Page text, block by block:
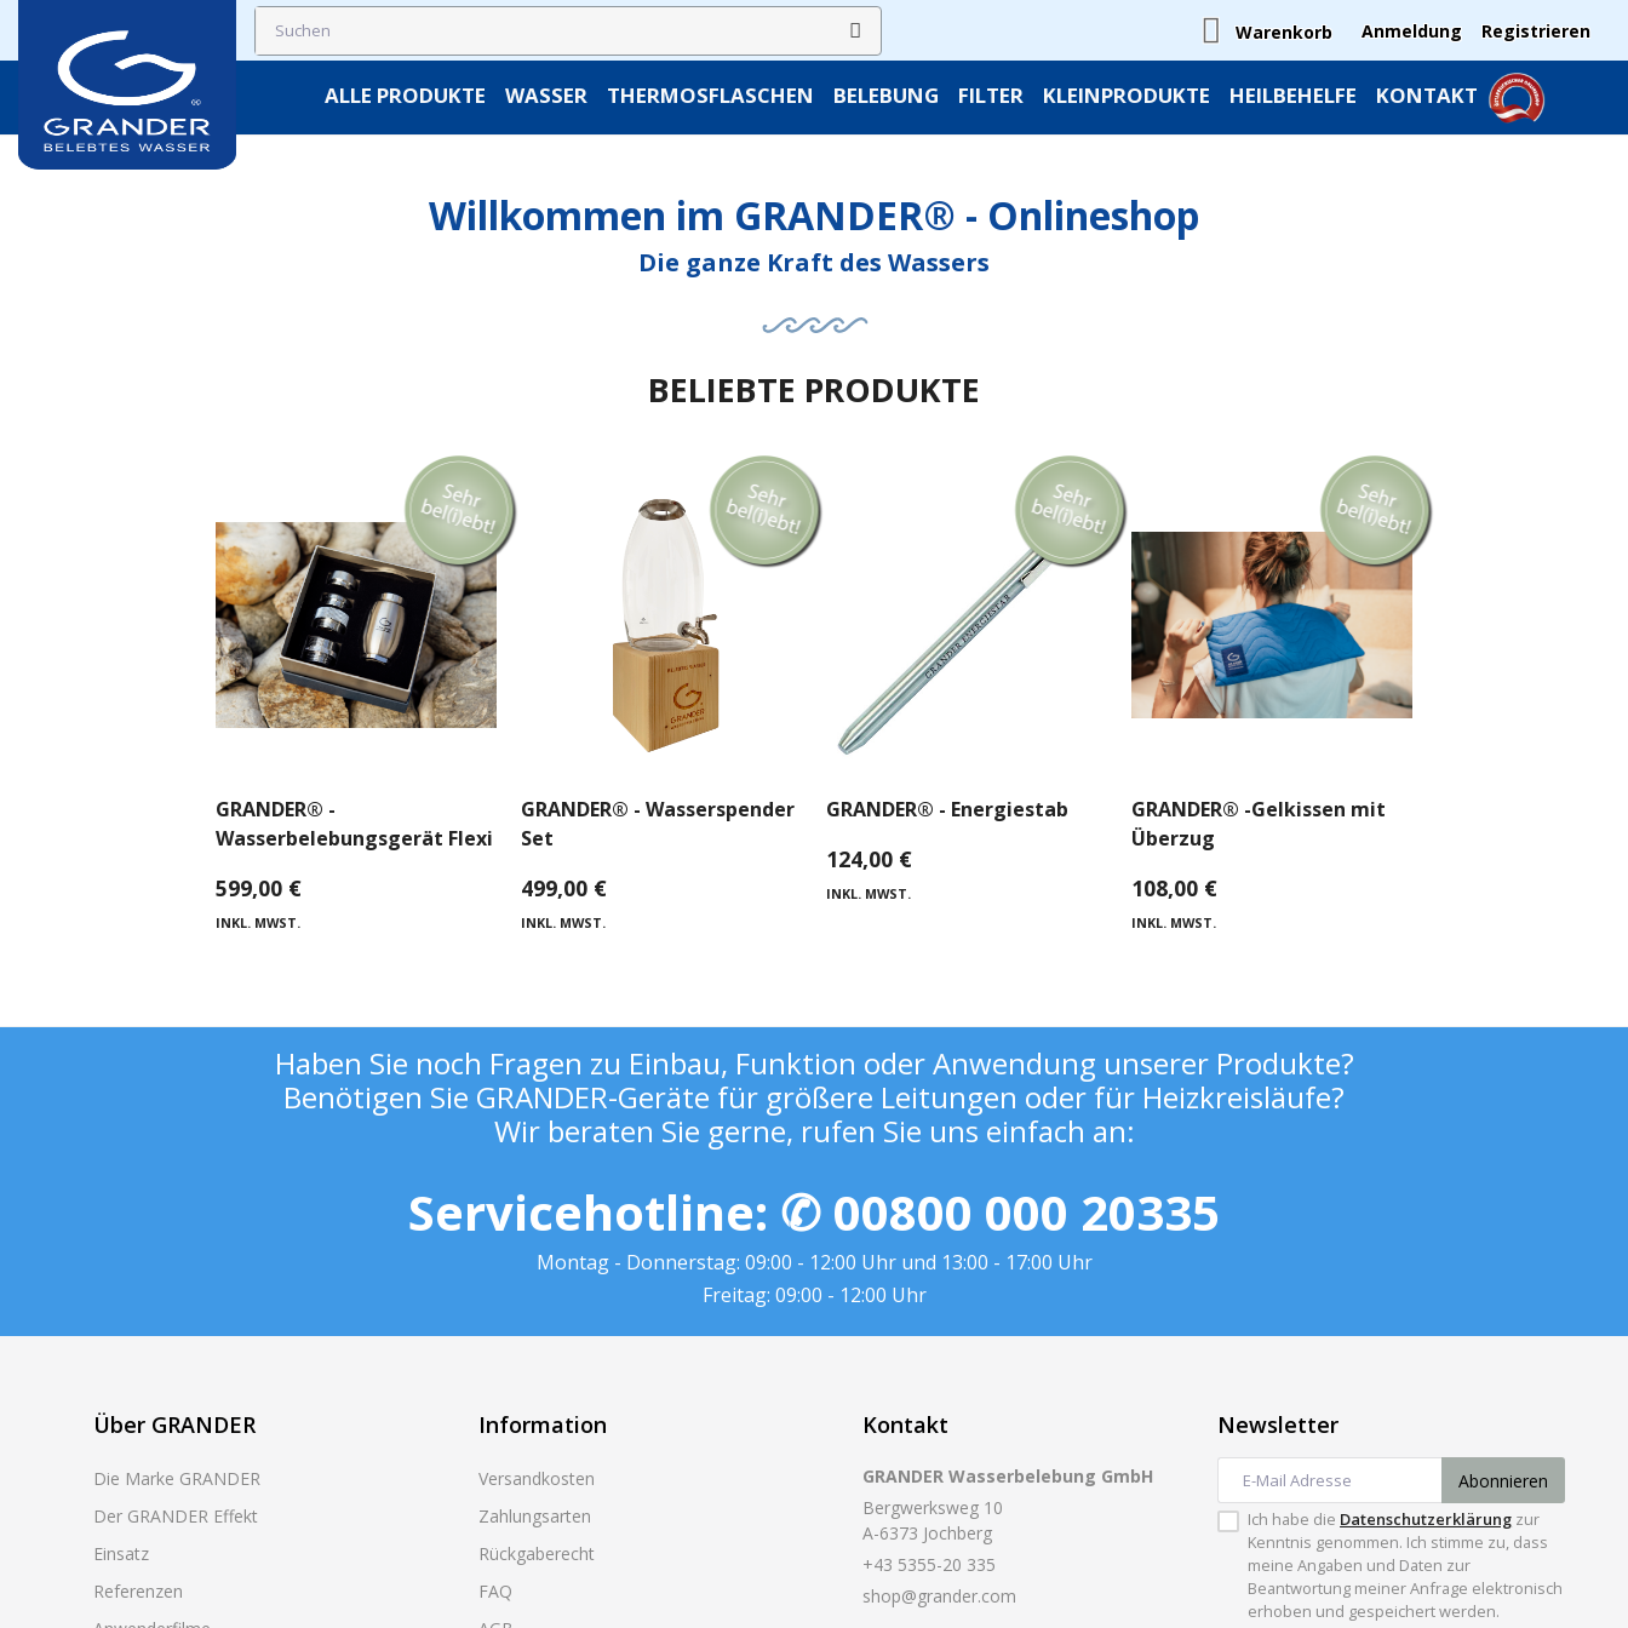
Warenkorb Anmeldung Registrieren
ALLE PRODUKTE WASSER THERMOSFLASCHEN BELEBUNG FILTER KLEINPRODUKTE HEILBEHELFE KONTAKT
Willkommen im GRANDER® - Onlineshop
Die ganze Kraft des Wassers
BELIEBTE PRODUKTE
GRANDER® -
Wasserbelebungsgerät Flexi
599,00 €
INKL. MWST.
GRANDER® - Wasserspender
Set
499,00 €
INKL. MWST.
GRANDER® - Energiestab
124,00 €
INKL. MWST.
GRANDER® -Gelkissen mit
Überzug
108,00 €
INKL. MWST.
Haben Sie noch Fragen zu Einbau, Funktion oder Anwendung unserer Produkte?
Benötigen Sie GRANDER-Geräte für größere Leitungen oder für Heizkreisläufe?
Wir beraten Sie gerne, rufen Sie uns einfach an:
Servicehotline: ✆ 00800 000 20335
Montag - Donnerstag: 09:00 - 12:00 Uhr und 13:00 - 17:00 Uhr
Freitag: 09:00 - 12:00 Uhr
Über GRANDER
Die Marke GRANDER
Der GRANDER Effekt
Einsatz
Referenzen
Information
Versandkosten
Zahlungsarten
Rückgaberecht
FAQ
Kontakt
GRANDER Wasserbelebung GmbH
Bergwerksweg 10
A-6373 Jochberg
+43 5355-20 335
shop@grander.com
Newsletter
Abonnieren
Ich habe die Datenschutzerklärung zur
Kenntnis genommen. Ich stimme zu, dass
meine Angaben und Daten zur
Beantwortung meiner Anfrage elektronisch
erhoben und gespeichert werden.